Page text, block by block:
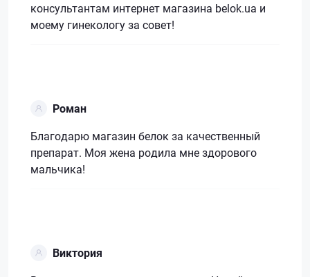
консультантам интернет магазина belok.ua и
моему гинекологу за совет!
Роман
Благодарю магазин белок за качественный
препарат. Моя жена родила мне здорового
мальчика!
Виктория